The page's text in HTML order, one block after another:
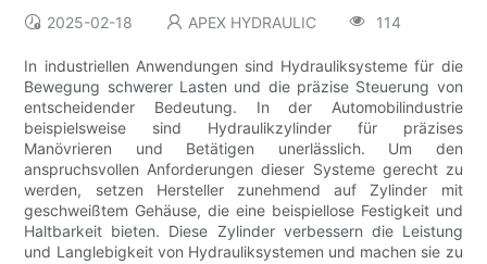
2025-02-18 APEX HYDRAULIC 114
In industriellen Anwendungen sind Hydrauliksysteme für die
Bewegung schwerer Lasten und die präzise Steuerung von
entscheidender Bedeutung. In der Automobilindustrie
beispielsweise sind Hydraulikzylinder für präzises
Manövrieren und Betätigen unerlässlich. Um den
anspruchsvollen Anforderungen dieser Systeme gerecht zu
werden, setzen Hersteller zunehmend auf Zylinder mit
geschweißtem Gehäuse, die eine beispiellose Festigkeit und
Haltbarkeit bieten. Diese Zylinder verbessern die Leistung
und Langlebigkeit von Hydrauliksystemen und machen sie zu